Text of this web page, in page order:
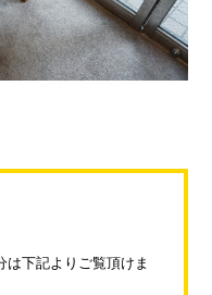
は下記よりご覧頂けま